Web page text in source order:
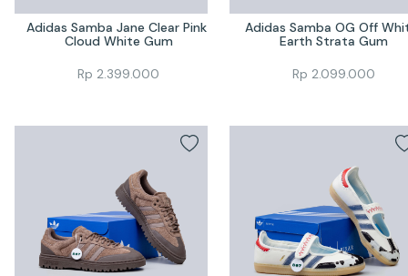
Adidas Samba Jane Clear Pink
Cloud White Gum
Rp 2.399.000
Adidas Samba OG Off
Earth Strata Gum
Rp 2.099.000